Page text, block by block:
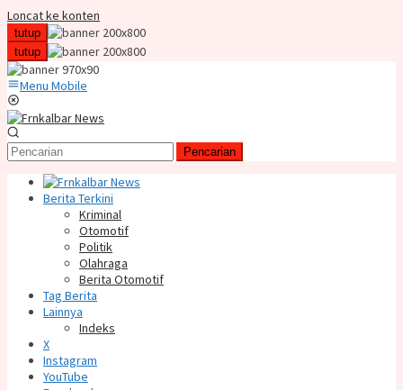
Loncat ke konten
tutup
tutup
Menu Mobile
Pencarian
Berita Terkini
Kriminal
Otomotif
Politik
Olahraga
Berita Otomotif
Tag Berita
Lainnya
Indeks
X
Instagram
YouTube